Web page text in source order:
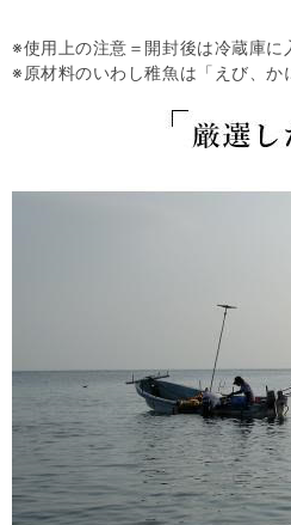
※使用上の注意＝開封後は冷蔵庫
※原材料のいわし稚魚は「えび、